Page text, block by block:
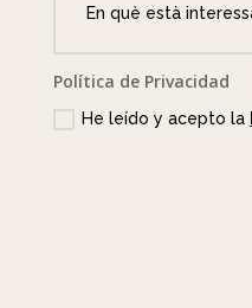
Política de Privacidad
He leído y acepto la